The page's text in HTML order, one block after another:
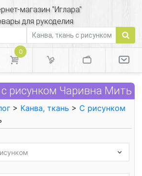
магазин "Иглара"
для рукоделия
0
рисунком Чаривна Мить
> Канва, ткань > С рисунком